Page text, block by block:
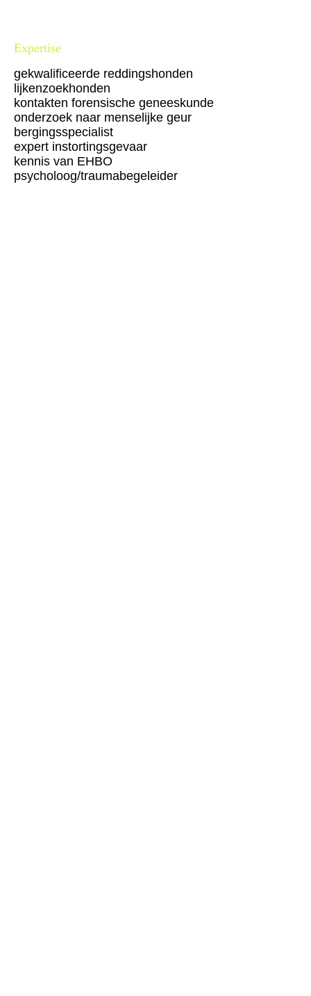
Expertise
gekwalificeerde reddingshonden
lijkenzoekhonden
kontakten forensische geneeskunde
onderzoek naar menselijke geur
bergingsspecialist
expert instortingsgevaar
kennis van EHBO
psycholoog/traumabegeleider